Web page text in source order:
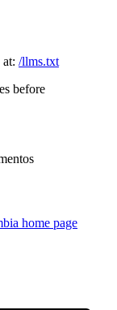
/llms.txt
before
home page